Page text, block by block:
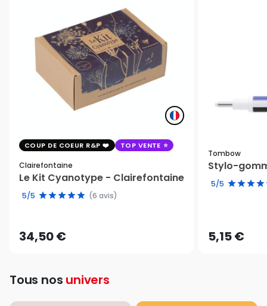
COUP DE COEUR R&P TOP VENTE
Clairefontaine
Le Kit Cyanotype - Clairefontaine
5/5 (6 avis)
34,50 €
Tombow
Stylo-
5/5
5,15 €
Tous nos univers